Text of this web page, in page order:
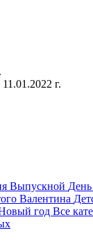
11.01.2022 г.
Выпускной
Валентина
год Все